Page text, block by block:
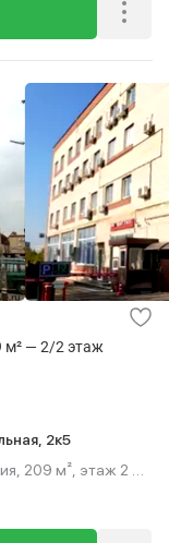
м² — 2/2 этаж
2к5
209 м², этаж 2 из